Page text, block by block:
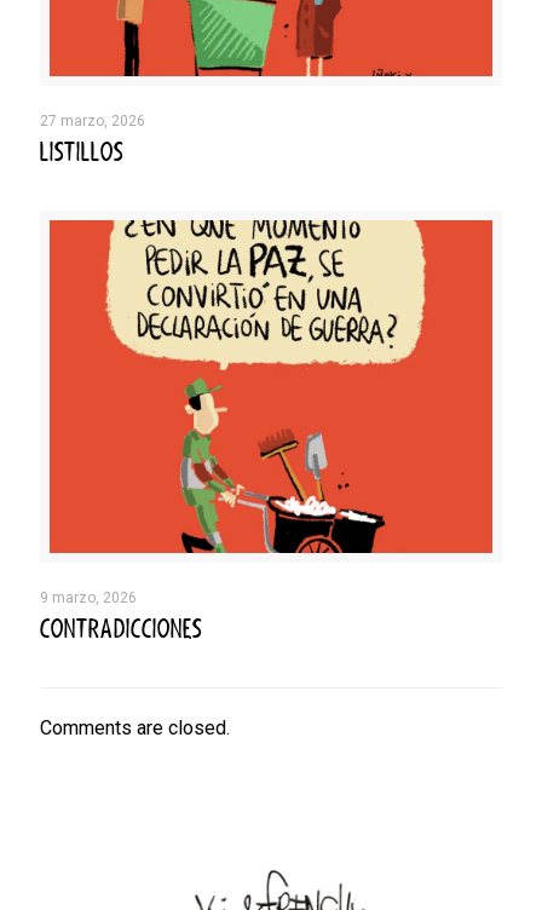
27 marzo, 2026
LISTILLOS
9 marzo, 2026
CONTRADICCIONES
Comments are closed.